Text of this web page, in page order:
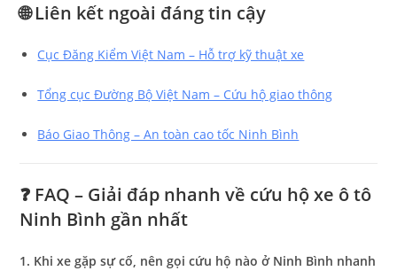
🌐 Liên kết ngoài đáng tin cậy
Cục Đăng Kiểm Việt Nam – Hỗ trợ kỹ thuật xe
Tổng cục Đường Bộ Việt Nam – Cứu hộ giao thông
Báo Giao Thông – An toàn cao tốc Ninh Bình
❓ FAQ – Giải đáp nhanh về cứu hộ xe ô tô
Ninh Bình gần nhất
1. Khi xe gặp sự cố, nên gọi cứu hộ nào ở Ninh Bình nhanh